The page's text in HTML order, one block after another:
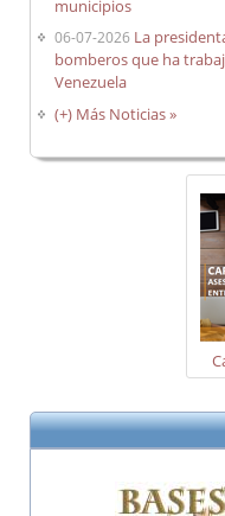
municipios
06-07-2026 La
bomberos que ha
Venezuela
(+) Más Noticias »